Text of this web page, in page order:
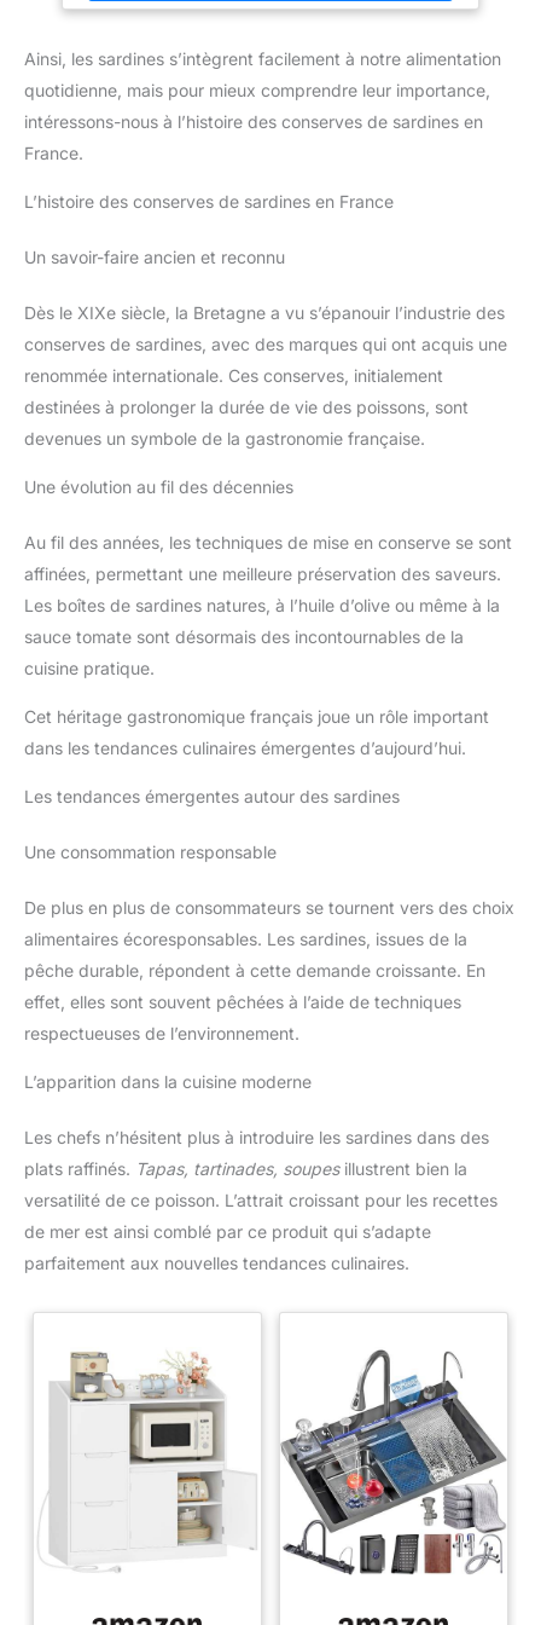
Connétable perpétue une tradition d’excellence.
Recettes
savoureuses pour ravir tous les palais.
Fabrication
innovants pour garantir goût, fraîcheur et authenticité.
Ainsi, les sardines s’intègrent facilement à notre alimentation
quotidienne, mais pour mieux comprendre leur importance,
intéressons-nous à l’histoire des conserves de sardines en
France.
L’histoire des conserves de sardines en France
Un savoir-faire ancien et reconnu
Dès le XIXe siècle, la Bretagne a vu s’épanouir l’industrie des
conserves de sardines, avec des marques qui ont acquis une
renommée internationale. Ces conserves, initialement
destinées à prolonger la durée de vie des poissons, sont
devenues un symbole de la gastronomie française.
Une évolution au fil des décennies
Au fil des années, les techniques de mise en conserve se sont
affinées, permettant une meilleure préservation des saveurs.
Les boîtes de sardines natures, à l’huile d’olive ou même à la
sauce tomate sont désormais des incontournables de la
cuisine pratique.
Cet héritage gastronomique français joue un rôle important
dans les tendances culinaires émergentes d’aujourd’hui.
Les tendances émergentes autour des sardines
Une consommation responsable
De plus en plus de consommateurs se tournent vers des choix
alimentaires écoresponsables. Les sardines, issues de la
pêche durable, répondent à cette demande croissante. En
effet, elles sont souvent pêchées à l’aide de techniques
respectueuses de l’environnement.
L’apparition dans la cuisine moderne
Les chefs n’hésitent plus à introduire les sardines dans des
plats raffinés. Tapas, tartinades, soupesillustrent bien la
versatilité de ce poisson. L’attrait croissant pour les recettes
de mer est ainsi comblé par ce produit qui s’adapte
parfaitement aux nouvelles tendances culinaires.